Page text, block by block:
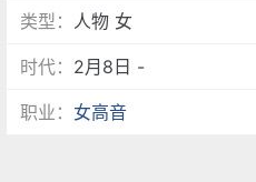
类型： 人物 女
时代： 2月8日 -
职业： 女高音